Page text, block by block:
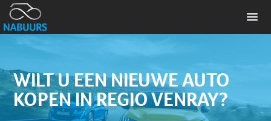
WILT U EEN NIEUWE AUTO
KOPEN IN REGIO VENRAY?